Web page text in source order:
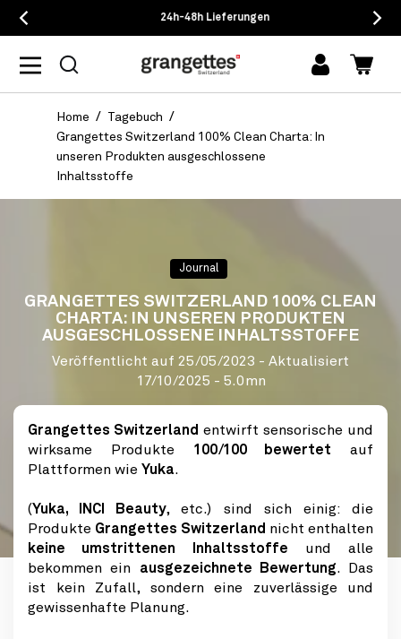
24h-48h Lieferungen
Einloggen
Home
Tagebuch
Grangettes Switzerland 100% Clean Charta: In
unseren Produkten ausgeschlossene
Inhaltsstoffe
Journal
GRANGETTES SWITZERLAND 100% CLEAN
CHARTA: IN UNSEREN PRODUKTEN
AUSGESCHLOSSENE INHALTSSTOFFE
Veröffentlicht auf 25/05/2023 - Aktualisiert
17/10/2025 - 5.0mn
Grangettes Switzerland entwirft sensorische und
wirksame Produkte 100/100 bewertet auf
Plattformen wie Yuka.
(Yuka, INCI Beauty, etc.) sind sich einig: die
Produkte Grangettes Switzerland nicht enthalten
keine umstrittenen Inhaltsstoffe und alle
bekommen ein ausgezeichnete Bewertung. Das
ist kein Zufall, sondern eine zuverlässige und
gewissenhafte Planung.